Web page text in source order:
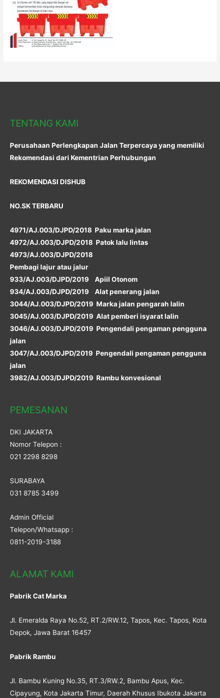
TENTANG KAMI
Perusahaan Perlengkapan Jalan Terpercaya yang memiliki
Rekomendasi dari Kementrian Perhubungan
REKOMENDASI DISHUB
NO.SK TERBARU
4971/AJ.003/DJPD/2018 Paku marka jalan
4972/AJ.003/DJPD/2018 Patok lalu lintas
4973/AJ.003/DJPD/2018
Pembagi lajur atau jalur
933/AJ.003/DJPD/2019 Apiil Otonom
934/AJ.003/DJPD/2019 Alat penerang jalan
3044/AJ.003/DJPD/2019 Marka jalan pengarah lalin
3045/AJ.003/DJPD/2019 Alat pemberi isyarat lalin
3046/AJ.003/DJPD/2019 Pengendali pengaman pengguna
jalan
3047/AJ.003/DJPD/2019 Pengendali pengaman pengguna
jalan
3982/AJ.003/DJPD/2019 Rambu konvesional
PEMESANAN
DKI JAKARTA
Nomor Telepon :
021 2298 8298
SURABAYA
031 8785 3499
Admin Official
Telepon/Whatsapp :
0811-2019-3188
ALAMAT KAMI
Pabrik Cat Marka
Jl. Emeralda Raya No.52, RT.2/RW.12, Tapos, Kec. Tapos, Kota
Depok, Jawa Barat 16457
Pabrik Rambu
Jl. Bambu Kuning No.35, RT.3/RW.2, Bambu Apus, Kec.
Cipayung, Kota Jakarta Timur, Daerah Khusus Ibukota Jakarta